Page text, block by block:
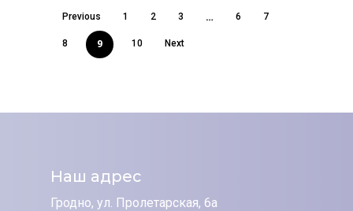
Previous 1 2 3 … 6 7
8 9 10 Next
Наш адрес
Гродно, ул. Пролетарская, 6а